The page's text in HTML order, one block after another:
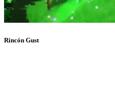
Rincón Gust